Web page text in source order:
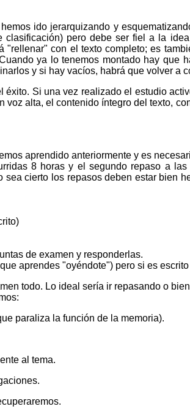
ido jerarquizando y
clasificación) pero debe ser fiel a la
"rellenar" con el texto completo; es
ya lo tenemos montado hay
y si hay vacíos, habrá que volver a
éxito. Si una vez realizado el estudio
voz alta, el contenido íntegro del texto,
aprendido anteriormente y es
8 horas y el segundo repaso a
cierto los repasos deben estar bien
de examen y responderlas.
aprendes "oyéndote") pero si es
todo. Lo ideal sería ir repasando o
paraliza la función de la memoria).
al tema.